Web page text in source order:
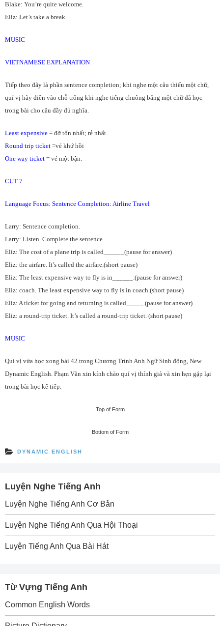
Blake: You’re quite welcome.
Eliz: Let’s take a break.
MUSIC
VIETNAMESE EXPLANATION
Tiếp theo đây là phần sentence completion; khi nghe một câu thiếu một chữ,
quí vị hãy điền vào chỗ trống khi nghe tiếng chuông bằng một chữ đã học
trong bài cho câu đầy đủ nghĩa.
Least expensive = đỡ tốn nhất; rẻ nhất.
Round trip ticket =vé khứ hồi
One way ticket = vé một bận.
CUT 7
Language Focus: Sentence Completion: Airline Travel
Larry: Sentence completion.
Larry: Listen. Complete the sentence.
Eliz: The cost of a plane trip is called______(pause for answer)
Eliz: the airfare. It’s called the airfare.(short pause)
Eliz: The least expensive way to fly is in______.(pause for answer)
Eliz: coach. The least expensive way to fly is in coach.(short pause)
Eliz: A ticket for going and returning is called_____.(pause for answer)
Eliz: a round-trip ticket. It’s called a round-trip ticket. (short pause)
MUSIC
Quí vị vừa học xong bài 42 trong Chương Trình Anh Ngữ Sinh động, New
Dynamic English. Phạm Văn xin kính chào quí vị thính giả và xin hẹn gặp lại
trong bài học kế tiếp.
Top of Form
Bottom of Form
DYNAMIC ENGLISH
Luyện Nghe Tiếng Anh
Luyện Nghe Tiếng Anh Cơ Bản
Luyện Nghe Tiếng Anh Qua Hội Thoại
Luyện Tiếng Anh Qua Bài Hát
Từ Vựng Tiếng Anh
Common English Words